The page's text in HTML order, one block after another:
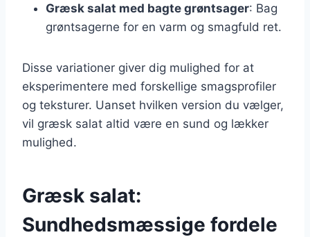
Græsk salat med bagte grøntsager: Bag
grøntsagerne for en varm og smagfuld ret.
Disse variationer giver dig mulighed for at
eksperimentere med forskellige smagsprofiler
og teksturer. Uanset hvilken version du vælger,
vil græsk salat altid være en sund og lækker
mulighed.
Græsk salat:
Sundhedsmæssige fordele